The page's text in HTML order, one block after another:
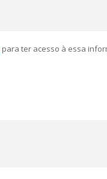
para ter acesso à essa